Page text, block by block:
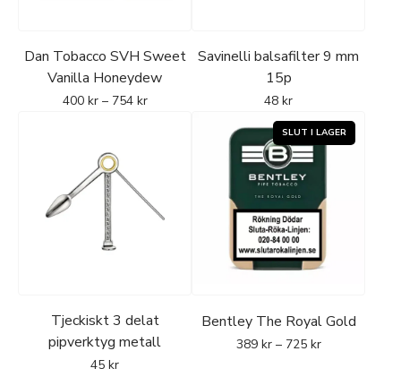
Dan Tobacco SVH Sweet
Vanilla Honeydew
400 kr – 754 kr
Savinelli balsafilter 9 mm
15p
48 kr
Tjeckiskt 3 delat
pipverktyg metall
45 kr
Bentley The Royal Gold
389 kr – 725 kr